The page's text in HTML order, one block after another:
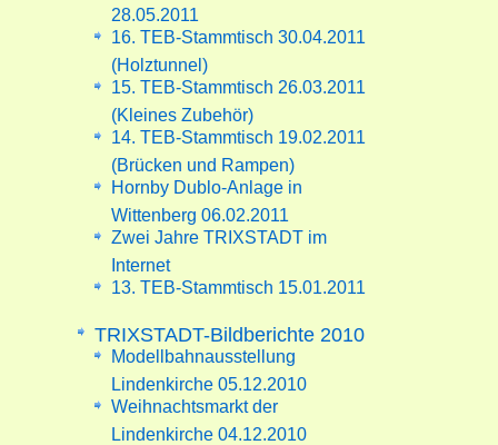
28.05.2011
16. TEB-Stammtisch 30.04.2011
(Holztunnel)
15. TEB-Stammtisch 26.03.2011
(Kleines Zubehör)
14. TEB-Stammtisch 19.02.2011
(Brücken und Rampen)
Hornby Dublo-Anlage in
Wittenberg 06.02.2011
Zwei Jahre TRIXSTADT im
Internet
13. TEB-Stammtisch 15.01.2011
TRIXSTADT-Bildberichte 2010
Modellbahnausstellung
Lindenkirche 05.12.2010
Weihnachtsmarkt der
Lindenkirche 04.12.2010